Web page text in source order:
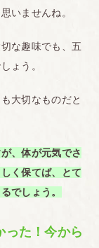
いませんね。
な趣味でも、五
ょう。
大切なものだと
、体が元気でさ
く保てば、とて
でしょう。
った！今から